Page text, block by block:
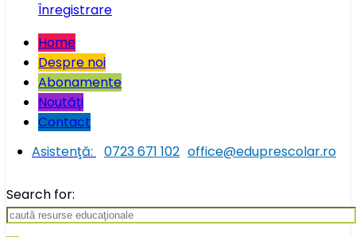
Înregistrare
Home
Despre noi
Abonamente
Noutăţi
Contact
Asistenţă:
0723 671 102 office@eduprescolar.ro
Search for: